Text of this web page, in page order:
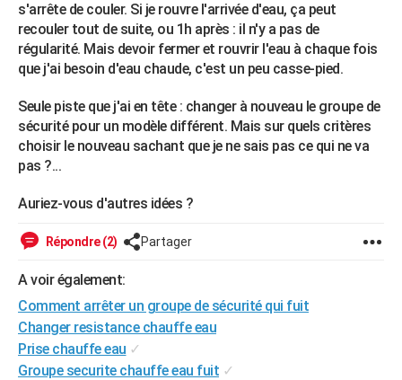
COPAINS D'AVANT
S'inscrire
Se connecter
Lycées
Collèges
Primaires
Universités
Entreprises
Service militaire
Avis de recherche
AVIS DE DÉCÈS
Bricolage
Lifestyle
Culture
Sport
Auto
Television
Voyage
Cinema
s'arrête de couler. Si je rouvre l'arrivée d'eau, ça peut
recouler tout de suite, ou 1h après : il n'y a pas de
régularité. Mais devoir fermer et rouvrir l'eau à chaque fois
que j'ai besoin d'eau chaude, c'est un peu casse-pied.
Seule piste que j'ai en tête : changer à nouveau le groupe de
sécurité pour un modèle différent. Mais sur quels critères
choisir le nouveau sachant que je ne sais pas ce qui ne va
pas ?...
Auriez-vous d'autres idées ?
Répondre (2) Partager
A voir également:
Comment arrêter un groupe de sécurité qui fuit
Changer resistance chauffe eau
Prise chauffe eau ✓
Groupe securite chauffe eau fuit ✓